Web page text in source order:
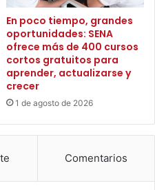
En poco tiempo, grandes
oportunidades: SENA
ofrece más de 400 cursos
cortos gratuitos para
aprender, actualizarse y
crecer
1 de agosto de 2026
Comentarios